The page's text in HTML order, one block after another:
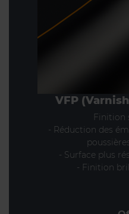
VFP
Finition
- Réduction des
- Surface plus
- Finition